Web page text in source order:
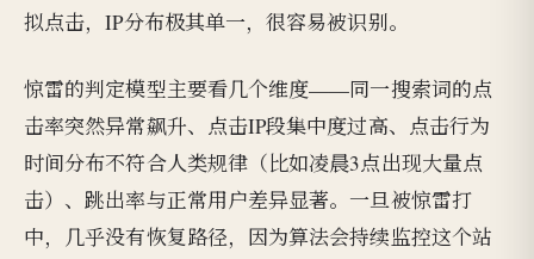
拟点击，IP分布极其单一，很容易被识别。
惊雷的判定模型主要看几个维度——同一搜索词的点
击率突然异常飙升、点击IP段集中度过高、点击行为
时间分布不符合人类规律（比如凌晨3点出现大量点
击）、跳出率与正常用户差异显著。一旦被惊雷打
中，几乎没有恢复路径，因为算法会持续监控这个站